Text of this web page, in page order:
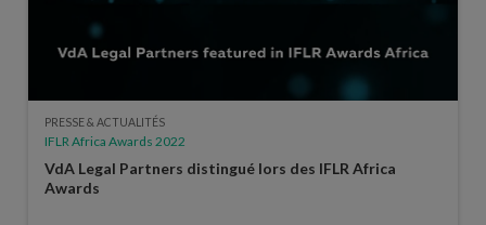
PRESSE & ACTUALITÉS
IFLR Africa Awards 2022
VdA Legal Partners distingué lors des IFLR Africa
Awards